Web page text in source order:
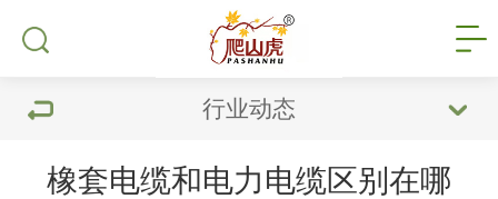
行业动态
橡套电缆和电力电缆区别在哪